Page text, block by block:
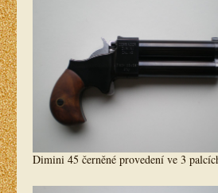
Dimini 45 černěné provedení ve 3